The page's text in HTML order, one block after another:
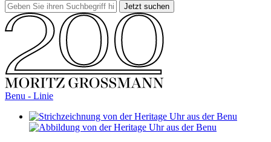
Benu - Linie